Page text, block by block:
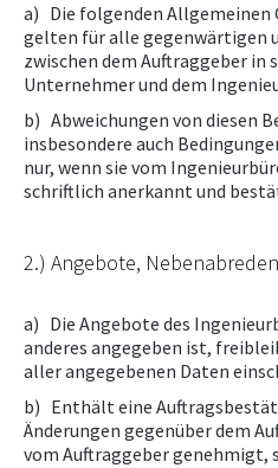
a) Die folgenden Allgemeinen
gelten für alle gegenwärtigen
zwischen dem Auftraggeber in
Unternehmer und dem
b) Abweichungen von diesen
insbesondere auch
nur, wenn sie vom
schriftlich anerkannt und
2.) Angebote, Nebenabreden
a) Die Angebote des
anderes angegeben ist,
aller angegebenen Daten
b) Enthält eine
Änderungen gegenüber dem
vom Auftraggeber genehmigt,